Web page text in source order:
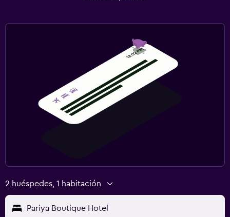
2 huéspedes, 1 habitación
Pariya Boutique Hotel